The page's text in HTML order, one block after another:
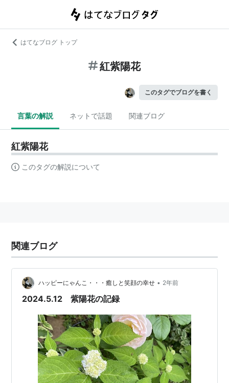
はてなブログ トップ
紅紫陽花
このタグでブログを書く
言葉の解説 ネットで話題 関連ブログ
紅紫陽花
このタグの解説について
関連ブログ
ハッピーにゃんこ・・・癒しと笑顔の幸せ • 2年前
2024.5.12 紫陽花の記録